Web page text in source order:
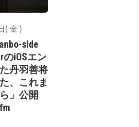
( 金 )
side
のiOSエン
丹羽善将
、これま
」公開